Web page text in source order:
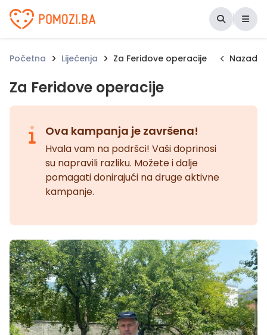
Udruženje Pomozi.ba
Početna Liječenja Za Feridove operacije Nazad
Za Feridove operacije
Ova kampanja je završena!
Hvala vam na podršci! Vaši doprinosi
su napravili razliku. Možete i dalje
pomagati donirajući na druge aktivne
kampanje.